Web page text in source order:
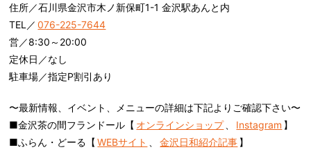
住所／石川県金沢市木ノ新保町1-1 金沢駅あんと内
TEL／ 076-225-7644
営／8:30～20:00
定休日／なし
駐車場／指定P割引あり
〜最新情報、イベント、メニューの詳細は下記よりご確認下さい〜
■金沢茶の間フランドール【 オンラインショップ Instagram 】
■ふらん・どーる【 WEBサイト 金沢日和紹介記事 】